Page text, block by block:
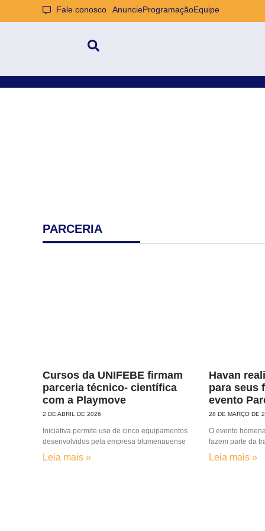
Fale conosco AnuncieProgramaçãoEquipe
PARCERIA
Cursos da UNIFEBE firmam
parceria técnico- científica
com a Playmove
2 DE ABRIL DE 2026
Iniciativa permite uso de cinco equipamentos
desenvolvidos pela empresa blumenauense
Leia mais »
Havan
para seus
evento
28 DE MARÇO DE
O evento
fazem parte da
Leia mais »